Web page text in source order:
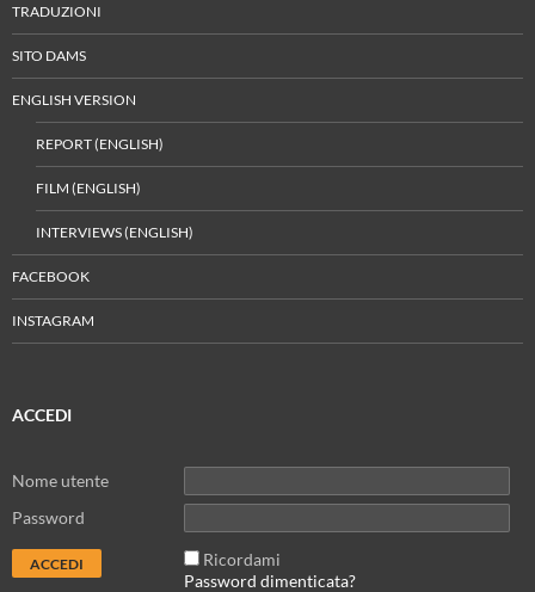
TRADUZIONI
SITO DAMS
ENGLISH VERSION
REPORT (ENGLISH)
FILM (ENGLISH)
INTERVIEWS (ENGLISH)
FACEBOOK
INSTAGRAM
ACCEDI
Nome utente
Password
Ricordami
Password dimenticata?